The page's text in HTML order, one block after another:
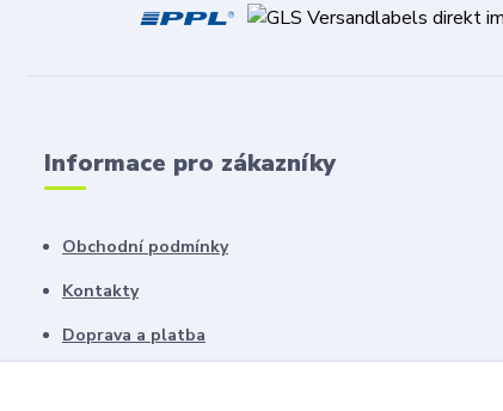
Informace pro zákazníky
Obchodní podmínky
Kontakty
Doprava a platba